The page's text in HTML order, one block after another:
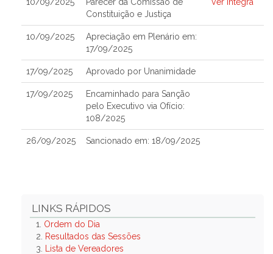
Constituição e Justiça
10/09/2025
Apreciação em Plenário em:
17/09/2025
17/09/2025 Aprovado por Unanimidade
17/09/2025
Encaminhado para Sanção
pelo Executivo via Ofício:
108/2025
26/09/2025 Sancionado em: 18/09/2025
LINKS RÁPIDOS
1. Ordem do Dia
2.
Resultados das Sessões
3.
Lista de Vereadores